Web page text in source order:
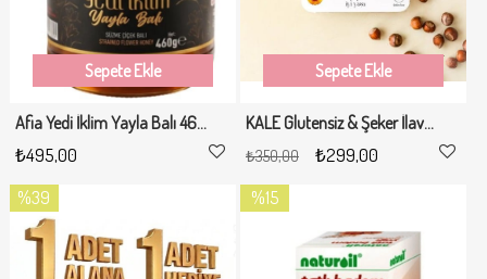
Afia Yedi İklim Yayla Balı 460 Gr
₺495,00
Sepete Ekle
KALE Glutensiz & Şeker İlavesiz Muska Pestil 230 gr
₺299,00
₺350,00
Sepete Ekle
%39
İndirim
%39İndirim
%15
%15İndirim